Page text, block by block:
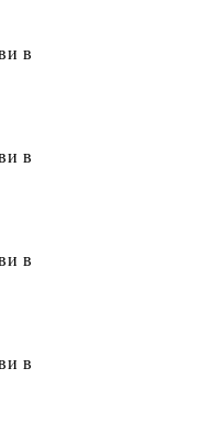
в
в
в
в